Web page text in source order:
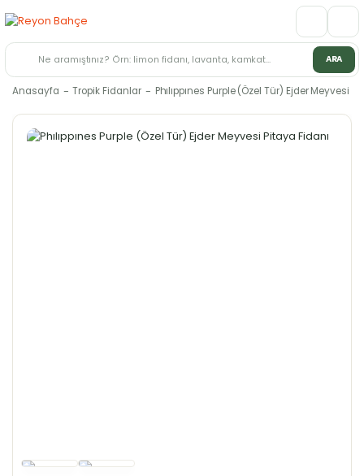
ARA
Anasayfa Tropik Fidanlar Phılıppınes Purple (Özel Tür) Ejder Meyvesi